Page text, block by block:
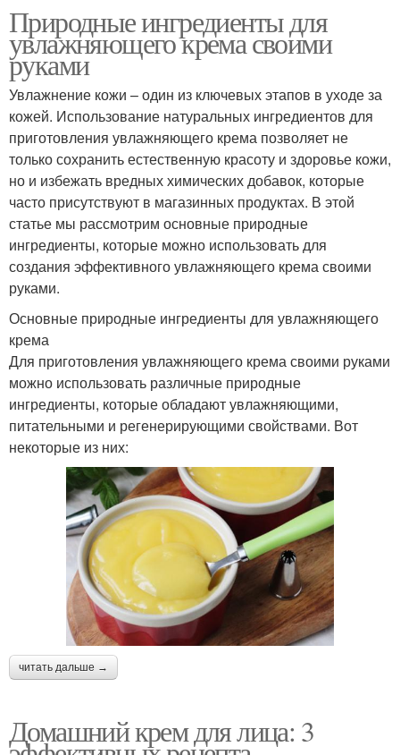
Природные ингредиенты для
увлажняющего крема своими
руками
Увлажнение кожи – один из ключевых этапов в уходе за
кожей. Использование натуральных ингредиентов для
приготовления увлажняющего крема позволяет не
только сохранить естественную красоту и здоровье кожи,
но и избежать вредных химических добавок, которые
часто присутствуют в магазинных продуктах. В этой
статье мы рассмотрим основные природные
ингредиенты, которые можно использовать для
создания эффективного увлажняющего крема своими
руками.
Основные природные ингредиенты для увлажняющего
крема
Для приготовления увлажняющего крема своими руками
можно использовать различные природные
ингредиенты, которые обладают увлажняющими,
питательными и регенерирующими свойствами. Вот
некоторые из них:
читать дальше →
Домашний крем для лица: 3